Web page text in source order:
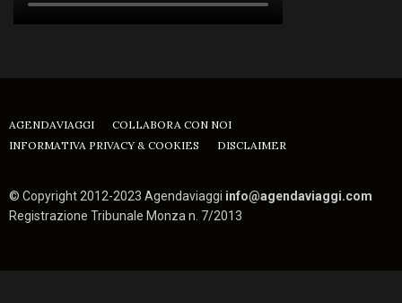
AGENDAVIAGGI
COLLABORA CON NOI
INFORMATIVA PRIVACY & COOKIES
DISCLAIMER
© Copyright 2012-2023 Agendaviaggi info@agendaviaggi.com
Registrazione Tribunale Monza n. 7/2013